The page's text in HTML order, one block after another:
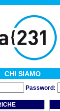
CHI SIAMO
Password: